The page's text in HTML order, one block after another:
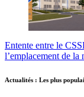
Entente entre le
l’emplacement de
Actualités : Les plus